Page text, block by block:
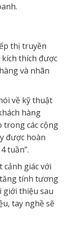
thị truyền
thích được
và nhãn
về kỹ thuật
hàng
trong các cộng
được hoàn
tuần”.
giác với
tính tương
giới thiệu sau
tay nghề sẽ